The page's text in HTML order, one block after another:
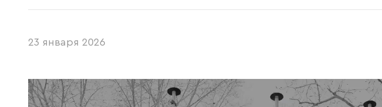
23 января 2026